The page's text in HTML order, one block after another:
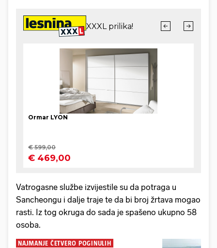
Vatrogasne službe izvijestile su da potraga u
Sancheongu i dalje traje te da bi broj žrtava mogao
rasti. Iz tog okruga do sada je spašeno ukupno 58
osoba.
NAJMANJE ČETVERO POGINULIH